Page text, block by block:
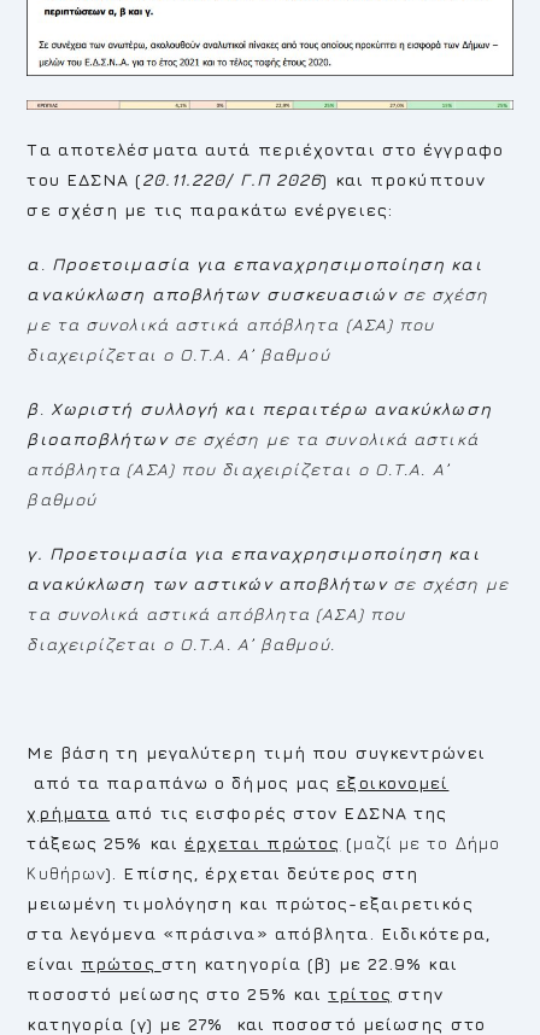
Τα αποτελέσματα αυτά περιέχονται στο έγγραφο
του ΕΔΣΝΑ (20.11.220/ Γ.Π 2026) και προκύπτουν
σε σχέση με τις παρακάτω ενέργειες:
α
Προετοιμασία για επαναχρησιμοποίηση και
ανακύκλωση αποβλήτων συσκευασιώνσε σχέση
με τα συνολικά αστικά απόβλητα (ΑΣΑ) που
διαχειρίζεται ο Ο.Τ.Α. Α’ βαθμού
β
Χωριστή συλλογή και περαιτέρω ανακύκλωση
βιοαποβλήτωνσε σχέση με τα συνολικά αστικά
απόβλητα (ΑΣΑ) που διαχειρίζεται ο Ο.Τ.Α. Α’
βαθμού
γ. Προετοιμασία για επαναχρησιμοποίηση και
ανακύκλωση των αστικών αποβλήτωνσε σχέση με
τα συνολικά αστικά απόβλητα (ΑΣΑ) που
διαχειρίζεται ο Ο.Τ.Α. Α’ βαθμού.
Με βάση τη μεγαλύτερη τιμή που συγκεντρώνει
από τα παραπάνω ο δήμος μας εξοικονομεί
χρήματα από τις εισφορές στον ΕΔΣΝΑ της
τάξεως 25% και έρχεται πρώτος (μαζί με το Δήμο
Κυθήρων). Επίσης, έρχεται δεύτερος στη
μειωμένη τιμολόγηση και πρώτος-εξαιρετικός
στα λεγόμενα «πράσινα» απόβλητα. Ειδικότερα,
είναι πρώτος στη κατηγορία (β) με 22.9% και
ποσοστό μείωσης στο 25% καιτρίτος στην
κατηγορία (γ) με 27% και ποσοστό μείωσης στο